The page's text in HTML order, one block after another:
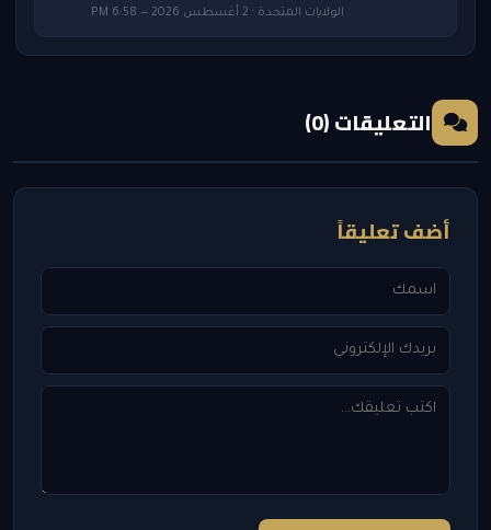
الولايات المتحدة · 2 أغسطس 2026 — 6:58 PM
التعليقات (0)
أضف تعليقاً